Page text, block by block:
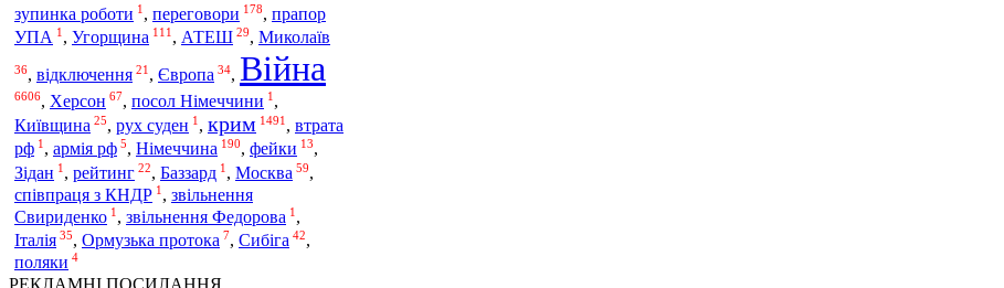
зупинка роботи 1 , переговори 178, прапор
УПА 1 , Угорщина 111 , АТЕШ 29, Миколаїв
36, відключення 21 , Європа 34, Війна
6606, Херсон 67, посол Німеччини 1 ,
Київщина 25, рух суден 1 , крим 1491 , втрата
рф 1, армія рф 5, Німеччина 190, фейки 13,
Зідан 1 , рейтинг 22, Баззард 1 , Москва 59,
співпраця з КНДР 1 , звільнення
Свириденко 1, звільнення Федорова 1,
Італія 35, Ормузька протока 7, Сибіга 42,
поляки 4
РЕКЛАМНІ ПОСИЛАННЯ